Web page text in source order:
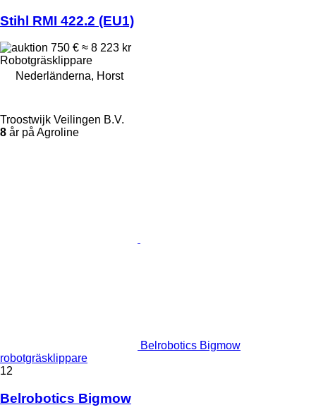
Stihl RMI 422.2 (EU1)
750 € ≈ 8 223 kr
Robotgräsklippare
Nederländerna, Horst
Troostwijk Veilingen B.V.
8 år på Agroline
Belrobotics Bigmow
robotgräsklippare
12
Belrobotics Bigmow